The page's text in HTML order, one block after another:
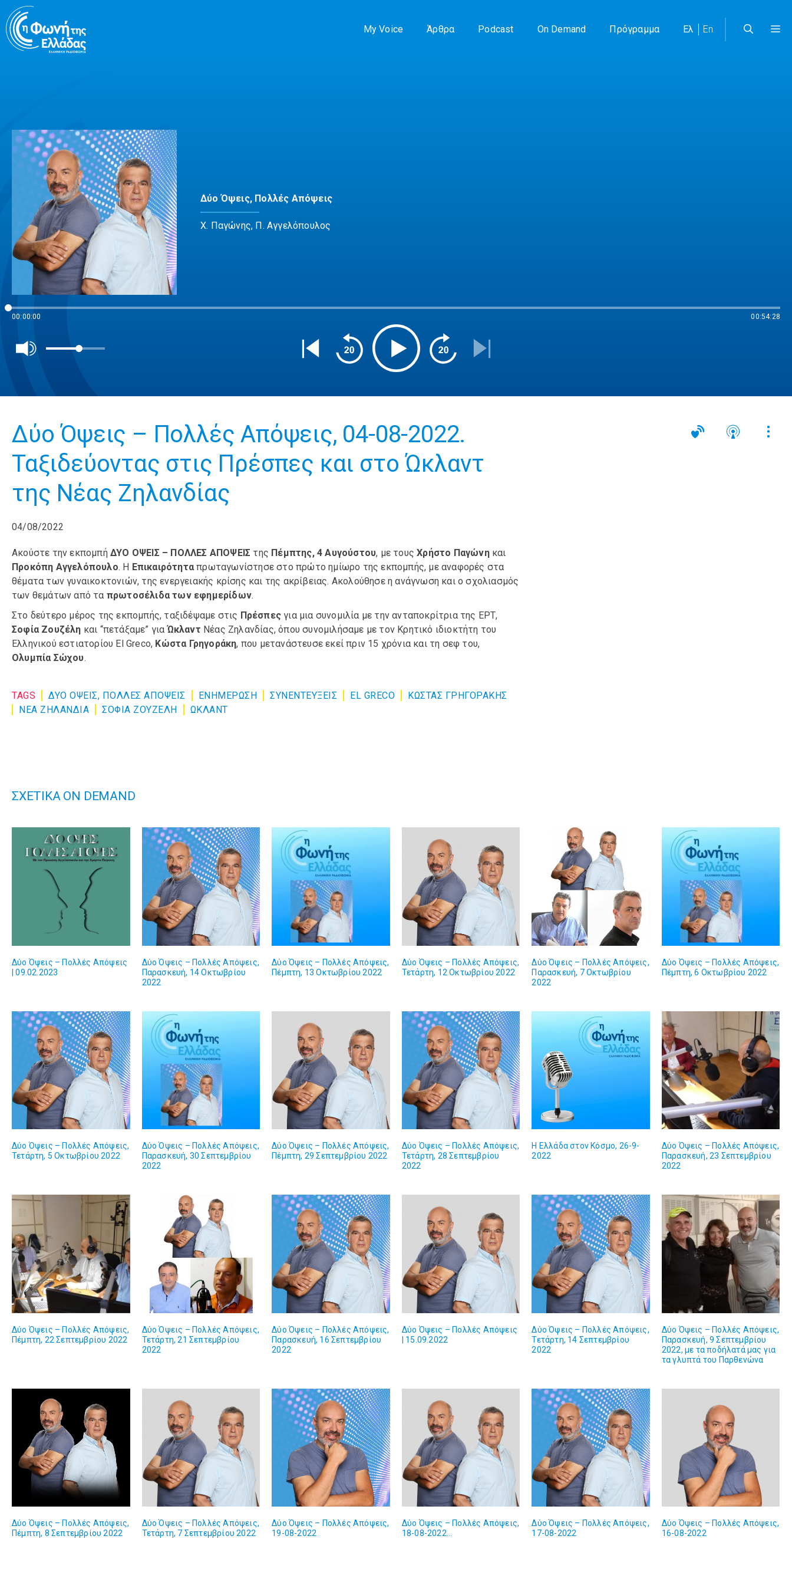
Μετάβαση
σε
περιεχόμενο
My Voice Άρθρα Podcast On Demand Πρόγραμμα Ελ En
Δύο Όψεις, Πολλές Απόψεις
Χ. Παγώνης, Π. Αγγελόπουλος
00:00:00 00:54:28
Δύο Όψεις – Πολλές Απόψεις, 04-08-2022.
Ταξιδεύοντας στις Πρέσπες και στο Ώκλαντ
της Νέας Ζηλανδίας
04/08/2022
Ακούστε την εκπομπή ΔΥΟ ΟΨΕΙΣ – ΠΟΛΛΕΣ ΑΠΟΨΕΙΣ της Πέμπτης, 4 Αυγούστου, με τουςΧρήστο Παγώνηκαι
Προκόπη Αγγελόπουλο. Η Επικαιρότηταπρωταγωνίστησε στο πρώτο ημίωρο της εκπομπής, με αναφορές στα
θέματα των γυναικοκτονιών, της ενεργειακής κρίσης και της ακρίβειας. Ακολούθησε η ανάγνωση και ο σχολιασμός
των θεμάτων από τα πρωτοσέλιδα των εφημερίδων.
Στο δεύτερο μέρος της εκπομπής, ταξιδέψαμε στις Πρέσπες για μια συνομιλία με την ανταποκρίτρια της ΕΡΤ,
Σοφία Ζουζέλη και “πετάξαμε” γιαΏκλαντ Νέας Ζηλανδίας, όπου συνομιλήσαμε με τον Κρητικό ιδιοκτήτη του
Ελληνικού εστιατορίου El Greco, Κώστα Γρηγοράκη, που μετανάστευσε εκεί πριν 15 χρόνια και τη σεφ του,
Ολυμπία Σώχου.
TAGS ΔΥΟ ΟΨΕΙΣ, ΠΟΛΛΕΣ ΑΠΟΨΕΙΣ ΕΝΗΜΈΡΩΣΗ ΣΥΝΕΝΤΕΎΞΕΙΣ EL GRECO
ΚΩΣΤΑΣ ΓΡΗΓΟΡΑΚΗΣ
ΝΕΑ ΖΗΛΑΝΔΙΑ
ΣΟΦΙΑ ΖΟΥΖΕΛΗ ΩΚΛΑΝΤ
ΣΧΕΤΙΚΑ ON DEMAND
Δύο Όψεις – Πολλές Απόψεις
| 09.02.2023
Δύο Όψεις – Πολλές Απόψεις,
Παρασκευή, 14 Οκτωβρίου
2022
Δύο Όψεις – Πολλές Απόψεις,
Πέμπτη, 13 Οκτωβρίου 2022
Δύο Όψεις – Πολλές Απόψεις,
Τετάρτη, 12 Οκτωβρίου 2022
Δύο Όψεις – Πολλές Απόψεις,
Παρασκευή, 7 Οκτωβρίου
2022
Δύο Όψεις – Πολλές Απόψεις,
Πέμπτη, 6 Οκτωβρίου 2022
Δύο Όψεις – Πολλές Απόψεις,
Τετάρτη, 5 Οκτωβρίου 2022
Δύο Όψεις – Πολλές Απόψεις,
Παρασκευή, 30 Σεπτεμβρίου
2022
Δύο Όψεις – Πολλές Απόψεις,
Πέμπτη, 29 Σεπτεμβρίου 2022
Δύο Όψεις – Πολλές Απόψεις,
Τετάρτη, 28 Σεπτεμβρίου
2022
Η Ελλάδα στον Κόσμο, 26-9-
2022
Δύο Όψεις – Πολλές Απόψεις,
Παρασκευή, 23 Σεπτεμβρίου
2022
Δύο Όψεις – Πολλές Απόψεις,
Πέμπτη, 22 Σεπτεμβρίου 2022
Δύο Όψεις – Πολλές Απόψεις,
Τετάρτη, 21 Σεπτεμβρίου
2022
Δύο Όψεις – Πολλές Απόψεις,
Παρασκευή, 16 Σεπτεμβρίου
2022
Δύο Όψεις – Πολλές Απόψεις
| 15.09.2022
Δύο Όψεις – Πολλές Απόψεις,
Τετάρτη, 14 Σεπτεμβρίου
2022
Δύο Όψεις – Πολλές Απόψεις,
Παρασκευή, 9 Σεπτεμβρίου
2022, με τα ποδήλατά μας για
τα γλυπτά του Παρθενώνα
Δύο Όψεις – Πολλές Απόψεις,
Πέμπτη, 8 Σεπτεμβρίου 2022
Δύο Όψεις – Πολλές Απόψεις,
Τετάρτη, 7 Σεπτεμβρίου 2022
Δύο Όψεις – Πολλές Απόψεις,
19-08-2022
Δύο Όψεις – Πολλές Απόψεις,
18-08-2022…
Δύο Όψεις – Πολλές Απόψεις,
17-08-2022
Δύο Όψεις – Πολλές Απόψεις,
16-08-2022